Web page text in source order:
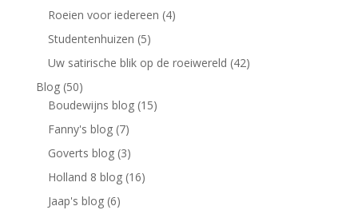
Roeien voor iedereen (4)
Studentenhuizen (5)
Uw satirische blik op de roeiwereld (42)
Blog(50)
Boudewijns blog(15)
Fanny's blog(7)
Goverts blog(3)
Holland 8 blog(16)
Jaap's blog(6)